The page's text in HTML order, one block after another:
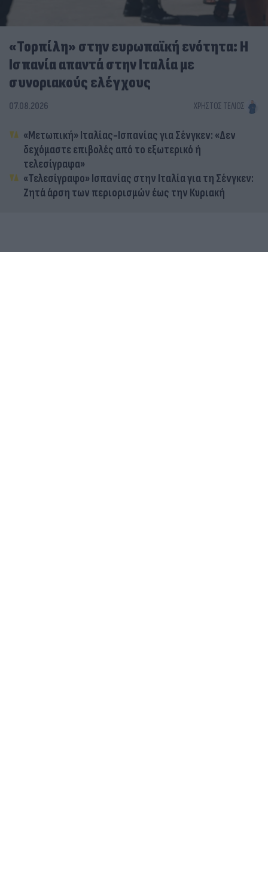
«Τορπίλη» στην ευρωπαϊκή ενότητα: Η
Ισπανία απαντά στην Ιταλία με
συνοριακούς ελέγχους
07.08.2026 ΧΡΉΣΤΟΣ ΤΈΛΙΟΣ
«Μετωπική» Ιταλίας-Ισπανίας για Σένγκεν: «Δεν
δεχόμαστε επιβολές από το εξωτερικό ή
τελεσίγραφα»
«Τελεσίγραφο» Ισπανίας στην Ιταλία για τη Σένγκεν:
Ζητά άρση των περιορισμών έως την Κυριακή